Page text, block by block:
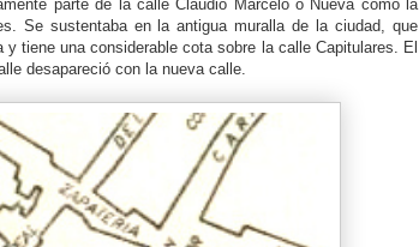
parte de la calle Claudio Marcelo o Nueva como la
Se sustentaba en la antigua muralla de la ciudad, que
tiene una considerable cota sobre la calle Capitulares. El
desapareció con la nueva calle.